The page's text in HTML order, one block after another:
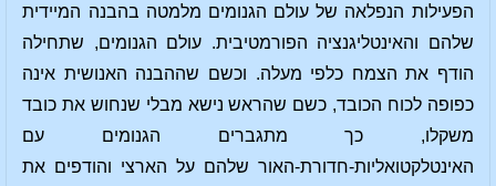
הפעילות הנפלאה של עולם הגנומים מלמטה בהבנה המיידית
שלהם והאינטליגנציה הפורמטיבית. עולם הגנומים, שתחילה
הודף את הצמח כלפי מעלה. וכשם שההבנה האנושית אינה
כפופה לכוח הכובד, כשם שהראש נישא מבלי שנחוש את כובד
משקלו, כך מתגברים הגנומים עם
האינטלקטואליות-חדורת-האור שלהם על הארצי והודפים את